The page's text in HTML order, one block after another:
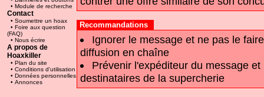
• Module de recherche
Contact
• Soumettre un hoax
• Foire aux question
(FAQ)
• Nous écrire
A propos de
Hoaxkiller
• Plan du site
• Conditions d'utilisation
• Données personnelles
• Annonces
Recommandations
Ignorer le message et ne pas le
diffusion en chaîne
Prévenir l'expéditeur du message
destinataires de la supercherie